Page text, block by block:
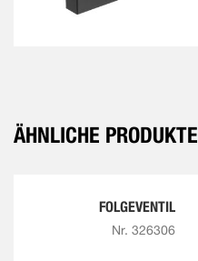
ÄHNLICHE PRODUKTE
FOLGEVENTIL
Nr. 326306